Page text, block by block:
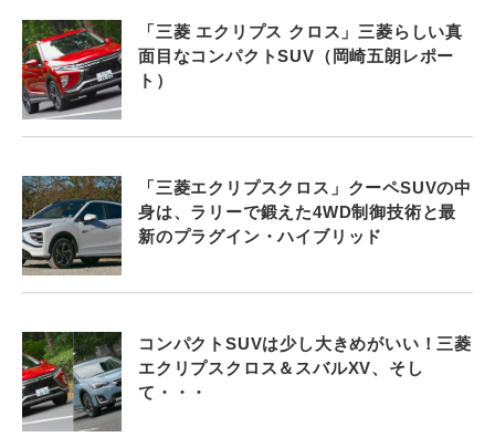
「三菱 エクリプス クロス」三菱らしい真
面目なコンパクトSUV（岡崎五朗レポー
ト）
「三菱エクリプスクロス」クーペSUVの中
身は、ラリーで鍛えた4WD制御技術と最
新のプラグイン・ハイブリッド
コンパクトSUVは少し大きめがいい！三菱
エクリプスクロス＆スバルXV、そし
て・・・